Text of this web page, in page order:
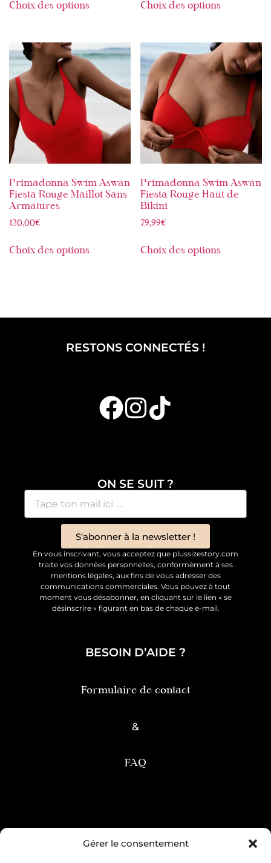
Gérer le consentement
Choix des options Choix des options
Primadonna Swim Aswan
Fiesta Rouge Maillot Sans
Armatures
120,00€
Choix des options
Primadonna Swim Aswan
Fiesta Rouge Haut de
Bikini
79,99€
Choix des options
RESTONS CONNECTÉS !
ON SE SUIT ?
S'abonner à la newsletter !
En vous inscrivant, vous acceptez que plussizestory.com
traite vos données personnelles, conformément à ses
mentions légales, aux fins de vous adresser des
communications commerciales. Vous pouvez à tout
moment vous désabonner, en cliquant sur le lien « se
désinscrire » figurant en bas de chaque e-mail.
BESOIN D’AIDE ?
Formulaire de contact
&
FAQ
Condition générale de vente